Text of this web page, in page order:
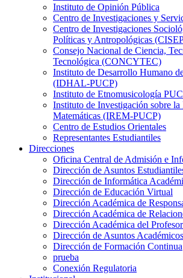
Instituto de Opinión Pública
Centro de Investigaciones y
Centro de Investigaciones
Políticas y Antropológicas
Consejo Nacional de Ciencia,
Tecnológica (CONCYTEC)
Instituto de Desarrollo Humano
(IDHAL-PUCP)
Instituto de Etnomusicología
Instituto de Investigación sobre la
Matemáticas (IREM-PUCP)
Centro de Estudios Orientales
Representantes Estudiantiles
Direcciones
Oficina Central de Admisión e
Dirección de Asuntos
Dirección de Informática
Dirección de Educación Virtual
Dirección Académica de
Dirección Académica de
Dirección Académica del
Dirección de Asuntos Académicos
Dirección de Formación Continua
prueba
Conexión Regulatoria